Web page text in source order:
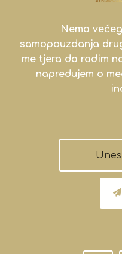
Nema
samopouzdanja
me tjera da radim
napredujem o